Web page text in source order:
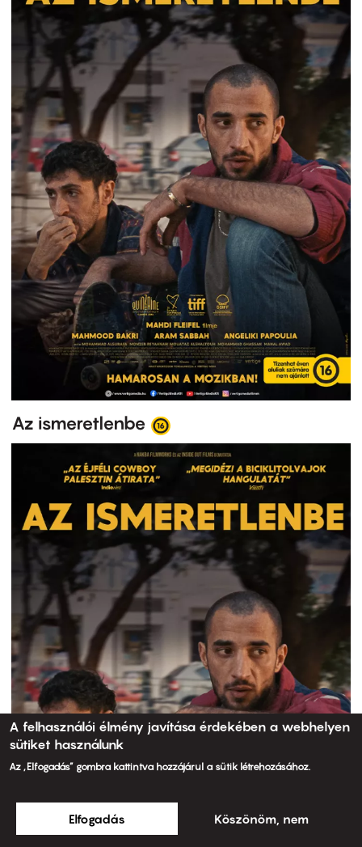
Az ismeretlenbe
A felhasználói élmény javítása érdekében a webhelyen
sütiket használunk
Az „Elfogadás” gombra kattintva hozzájárul a sütik létrehozásához.
Elfogadás Köszönöm, nem